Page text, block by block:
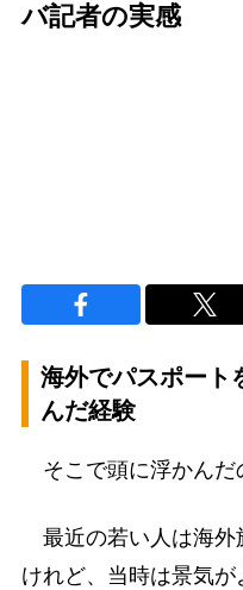
バ記者の実感
海外でパスポート
んだ経験
そこで頭に浮かんだ
最近の若い人は海外
けれど、当時は景気